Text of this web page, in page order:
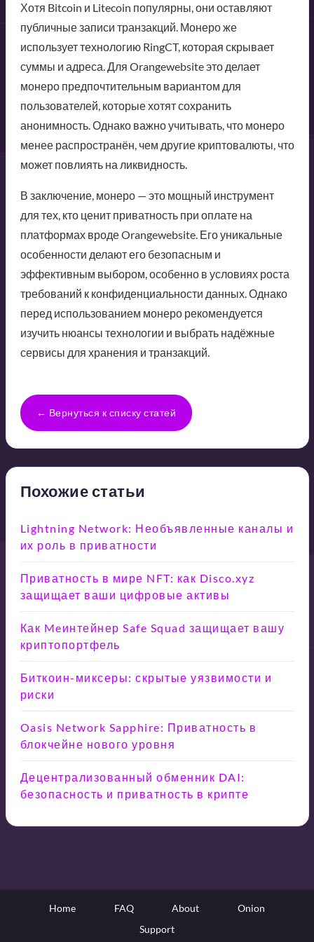
Хотя Bitcoin и Litecoin популярны, они оставляют
публичные записи транзакций. Монеро же
использует технологию RingCT, которая скрывает
суммы и адреса. Для Orangewebsite это делает
монеро предпочтительным вариантом для
пользователей, которые хотят сохранить
анонимность. Однако важно учитывать, что монеро
менее распространён, чем другие криптовалюты, что
может повлиять на ликвидность.
В заключение, монеро — это мощный инструмент
для тех, кто ценит приватность при оплате на
платформах вроде Orangewebsite. Его уникальные
особенности делают его безопасным и
эффективным выбором, особенно в условиях роста
требований к конфиденциальности данных. Однако
перед использованием монеро рекомендуется
изучить нюансы технологии и выбрать надёжные
сервисы для хранения и транзакций.
← Вернуться к списку статей
Похожие статьи
Lightning Network: Необъявленные каналы и
их роль в приватности
Приватность в мире NFT: как Disco.xyz
защищает ваши цифровые активы
Как Meинтейнер Safe Squad защищает вашу
криптопортфель
Биткоин-миксеры: скрытые уязвимости и
риски
Oasis Network Sapphire: Приватность в
блокчейне нового уровня
Децентрализованный обменник DAI:
безопасность и приватность в крипте
Home FAQ About
Onion
Support